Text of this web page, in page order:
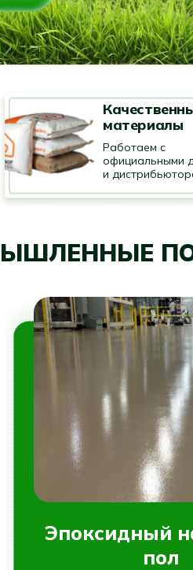
материалы
Работаем с
официальными
и
Эпоксидный
пол